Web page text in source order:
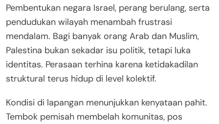
Pembentukan negara Israel, perang berulang, serta
pendudukan wilayah menambah frustrasi
mendalam. Bagi banyak orang Arab dan Muslim,
Palestina bukan sekadar isu politik, tetapi luka
identitas. Perasaan terhina karena ketidakadilan
struktural terus hidup di level kolektif.
Kondisi di lapangan menunjukkan kenyataan pahit.
Tembok pemisah membelah komunitas, pos